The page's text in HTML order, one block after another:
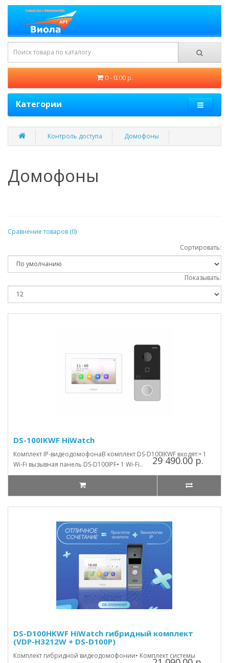
0 - 0.00 р.
Категории
Контроль доступа Домофоны
Домофоны
Сравнение товаров (0)
Сортировать:
Показывать:
DS-100IKWF HiWatch
Комплект IP-видеодомофонаВ комплект DS-D100IKWF входят:• 1
Wi-Fi вызывная панель DS-D100IPF• 1 Wi-Fi..
29 490.00 р.
DS-D100HKWF HiWatch гибридный комплект
(VDP-H3212W + DS-D100P)
Комплект гибридной видеодомофонии• Комплект системы